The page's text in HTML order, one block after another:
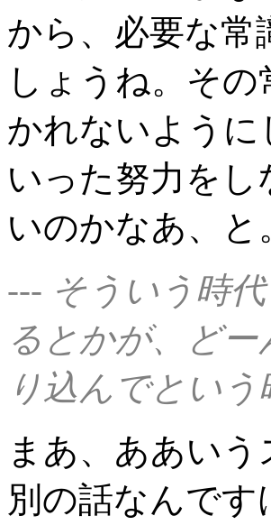
から、必要な常
しょうね。そ
かれないよう
いった努力を
いのかなあ、と
--- そういう時
るとかが、ど
り込んでとい
まあ、ああい
別の話なんで